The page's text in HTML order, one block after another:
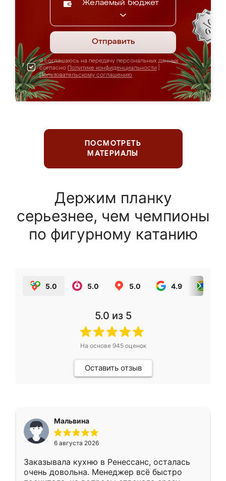
Желаемый бюджет
Отправить
Я соглашаюсь на передачу персональных данных
согласно Политике конфиденциальности
Пользовательскому соглашению
ПОСМОТРЕТЬ
МАТЕРИАЛЫ
Держим планку
серьезнее, чем чемпионы
по фигурному катанию
5.0 5.0 5.0 4.9
5.0 из 5
На основе 945оценок
Оставить отзыв
Мальвина
6 августа 2026
Заказывала кухню в Ренессанс, осталась
очень довольна. Менеджер всё быстро